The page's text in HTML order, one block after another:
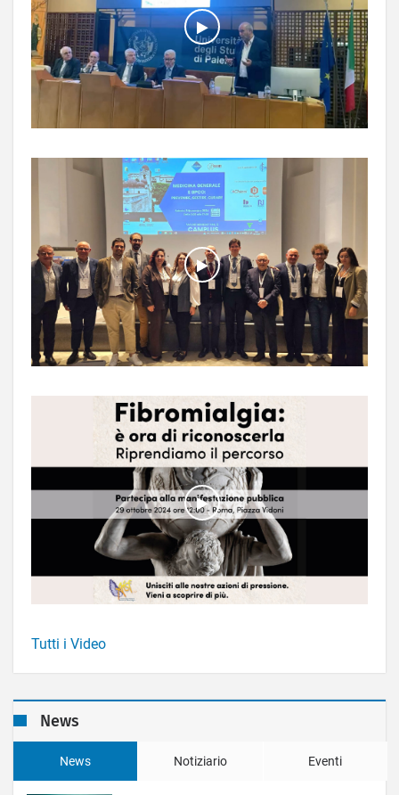
Tutti i Video
News
News Notiziario Eventi